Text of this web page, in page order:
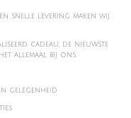
snelle levering maken wij
cadeau, de nieuwste
allemaal bij ons.
gelegenheid